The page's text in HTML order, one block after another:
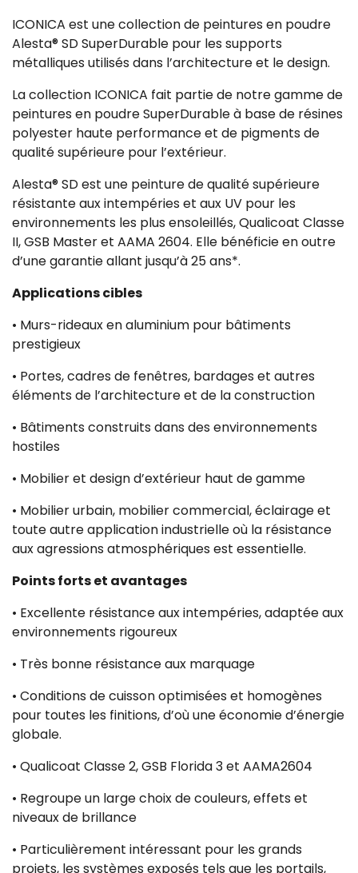
ICONICA est une collection de peintures en poudre
Alesta® SD SuperDurable pour les supports
métalliques utilisés dans l’architecture et le design.
La collection ICONICA fait partie de notre gamme de
peintures en poudre SuperDurable à base de résines
polyester haute performance et de pigments de
qualité supérieure pour l’extérieur.
Alesta® SD est une peinture de qualité supérieure
résistante aux intempéries et aux UV pour les
environnements les plus ensoleillés, Qualicoat Classe
II, GSB Master et AAMA 2604. Elle bénéficie en outre
d’une garantie allant jusqu’à 25 ans*.
Applications cibles
• Murs-rideaux en aluminium pour bâtiments
prestigieux
• Portes, cadres de fenêtres, bardages et autres
éléments de l’architecture et de la construction
• Bâtiments construits dans des environnements
hostiles
• Mobilier et design d’extérieur haut de gamme
• Mobilier urbain, mobilier commercial, éclairage et
toute autre application industrielle où la résistance
aux agressions atmosphériques est essentielle.
Points forts et avantages
• Excellente résistance aux intempéries, adaptée aux
environnements rigoureux
• Très bonne résistance aux marquage
• Conditions de cuisson optimisées et homogènes
pour toutes les finitions, d’où une économie d’énergie
globale.
• Qualicoat Classe 2, GSB Florida 3 et AAMA2604
• Regroupe un large choix de couleurs, effets et
niveaux de brillance
• Particulièrement intéressant pour les grands
projets, les systèmes exposés tels que les portails,